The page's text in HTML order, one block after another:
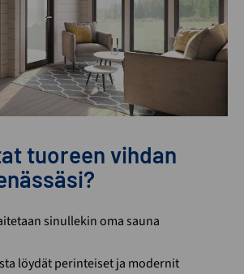
tuoreen vihdan
sinullekin oma sauna
löydät perinteiset ja modernit